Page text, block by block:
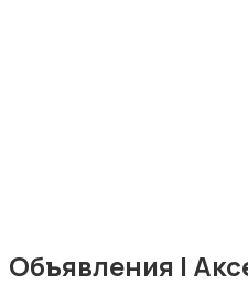
Объявления |